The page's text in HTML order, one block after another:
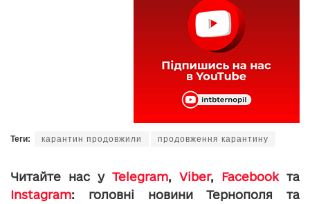
Теги: карантин продовжили продовження карантину
Читайте нас у Telegram, Viber, Facebookта
Instagram: головні новини Тернополя та